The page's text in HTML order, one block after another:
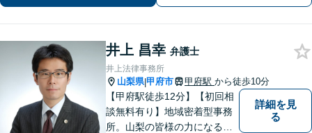
井上 昌幸 弁護士
井上法律事務所
山梨県|甲府市 甲府駅 から徒歩10分
【甲府駅徒歩12分】【初回相
談無料有り】地域密着型事務
所。山梨の皆様の力になるべ
詳細を見
る